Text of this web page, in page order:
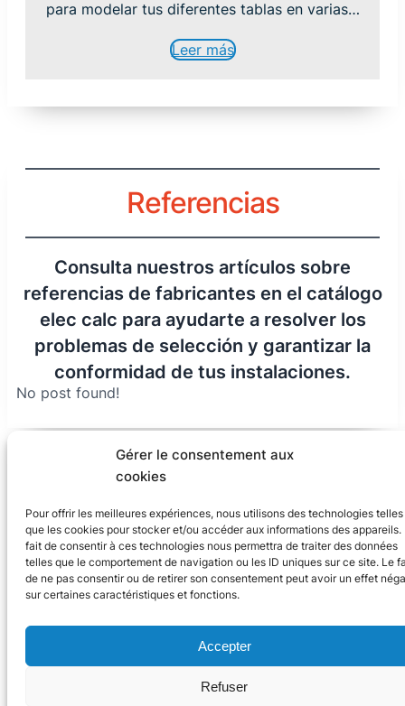
Gérer le consentement aux
cookies
Pour offrir les meilleures expériences, nous utilisons des technologies telles
que les cookies pour stocker et/ou accéder aux informations des appareils.
fait de consentir à ces technologies nous permettra de traiter des données
telles que le comportement de navigation ou les ID uniques sur ce site. Le
de ne pas consentir ou de retirer son consentement peut avoir un effet
sur certaines caractéristiques et fonctions.
Accepter
Refuser
para modelar tus diferentes tablas en varias…
Leer más
Referencias
Consulta nuestros artículos sobre
referencias de fabricantes en el catálogo
elec calc para ayudarte a resolver los
problemas de selección y garantizar la
conformidad de tus instalaciones.
No post found!
2024 Trace Software Internacional
X